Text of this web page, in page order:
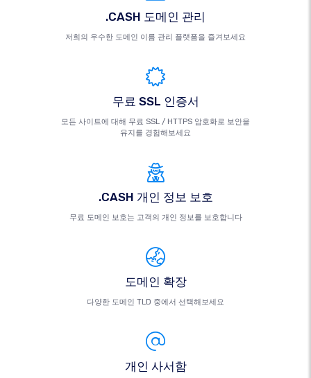
.CASH 도메인 관리
저희의 우수한 도메인 이름 관리 플랫폼을 즐겨보세요
무료 SSL 인증서
모든 사이트에 대해 무료 SSL / HTTPS 암호화로 보안을
유지를 경험해보세요
.CASH 개인 정보 보호
무료 도메인 보호는 고객의 개인 정보를 보호합니다
도메인 확장
다양한 도메인 TLD 중에서 선택해보세요
개인 사서함